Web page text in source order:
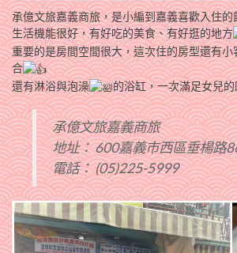
承億文旅嘉義商旅，是小編到嘉義喜歡入住
生活機能很好，有好吃的美食、有好逛的地方
重要的是房間空間很大，這次住的房型還有
合
還有淋浴與泡澡
的浴缸，一次滿足女兒
承億文旅嘉義商旅
地址： 600嘉義市西區垂楊路
電話： (05)225-5999